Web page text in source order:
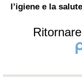
l’igiene e la